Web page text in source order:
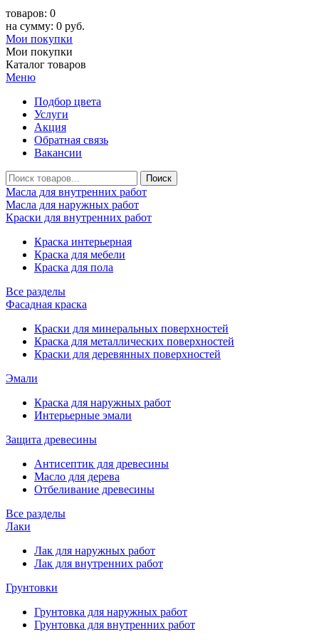
товаров: 0
на сумму: 0 руб.
Мои покупки
Мои покупки
Каталог товаров
Меню
Подбор цвета
Услуги
Акция
Обратная связь
Вакансии
Масла для внутренних работ
Масла для наружных работ
Краски для внутренних работ
Краска интерьерная
Краска для мебели
Краска для пола
Все разделы
Фасадная краска
Краски для минеральных поверхностей
Краска для металлических поверхностей
Краски для деревянных поверхностей
Эмали
Краска для наружных работ
Интерьерные эмали
Защита древесины
Антисептик для древесины
Масло для дерева
Отбеливание древесины
Все разделы
Лаки
Лак для наружных работ
Лак для внутренних работ
Грунтовки
Грунтовка для наружных работ
Грунтовка для внутренних работ